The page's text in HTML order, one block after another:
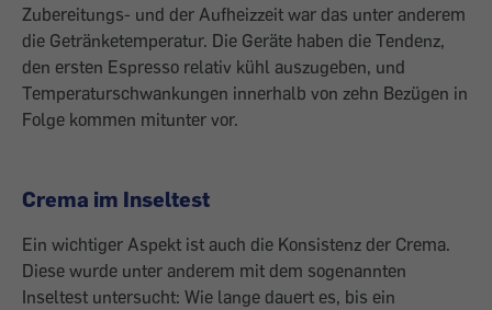
­Zubereitungs- und der Aufheizzeit war das unter anderem
die Getränketemperatur. Die Geräte haben die Tendenz,
den ersten Espresso relativ kühl auszugeben, und
Temperaturschwankungen innerhalb von zehn Bezügen in
­Folge kommen mitunter vor.
Crema im Inseltest
Ein wichtiger Aspekt ist auch die ­Konsistenz der Crema.
Diese wurde unter anderem mit dem sogenannten
Inseltest untersucht: Wie lange dauert es, bis ein